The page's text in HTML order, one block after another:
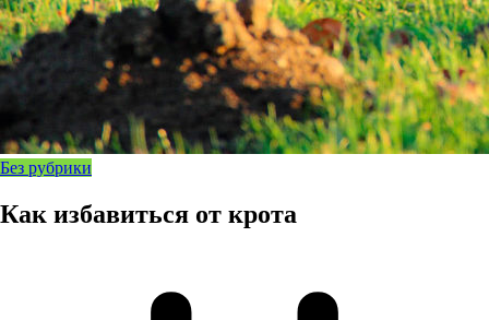
Без рубрики
Как избавиться от крота